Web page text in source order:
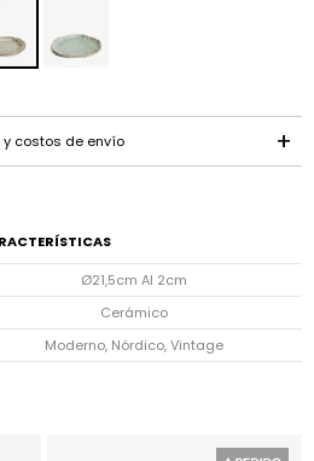
costos de envío
Ø21,5cm Al 2cm
Cerámico
Moderno, Nórdico, Vintage